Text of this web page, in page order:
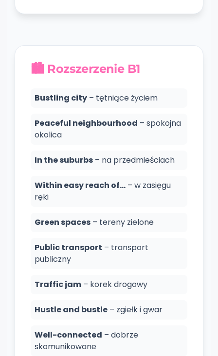
🏙️ Rozszerzenie B1
Bustling city – tętniące życiem
Peaceful neighbourhood – spokojna
okolica
In the suburbs – na przedmieściach
Within easy reach of… – w zasięgu
ręki
Green spaces – tereny zielone
Public transport – transport
publiczny
Traffic jam – korek drogowy
Hustle and bustle – zgiełk i gwar
Well-connected – dobrze
skomunikowane